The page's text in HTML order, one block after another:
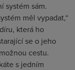
systém sám.
měl vypadat,“
která ho
se o jeho
cestu.
s jedním